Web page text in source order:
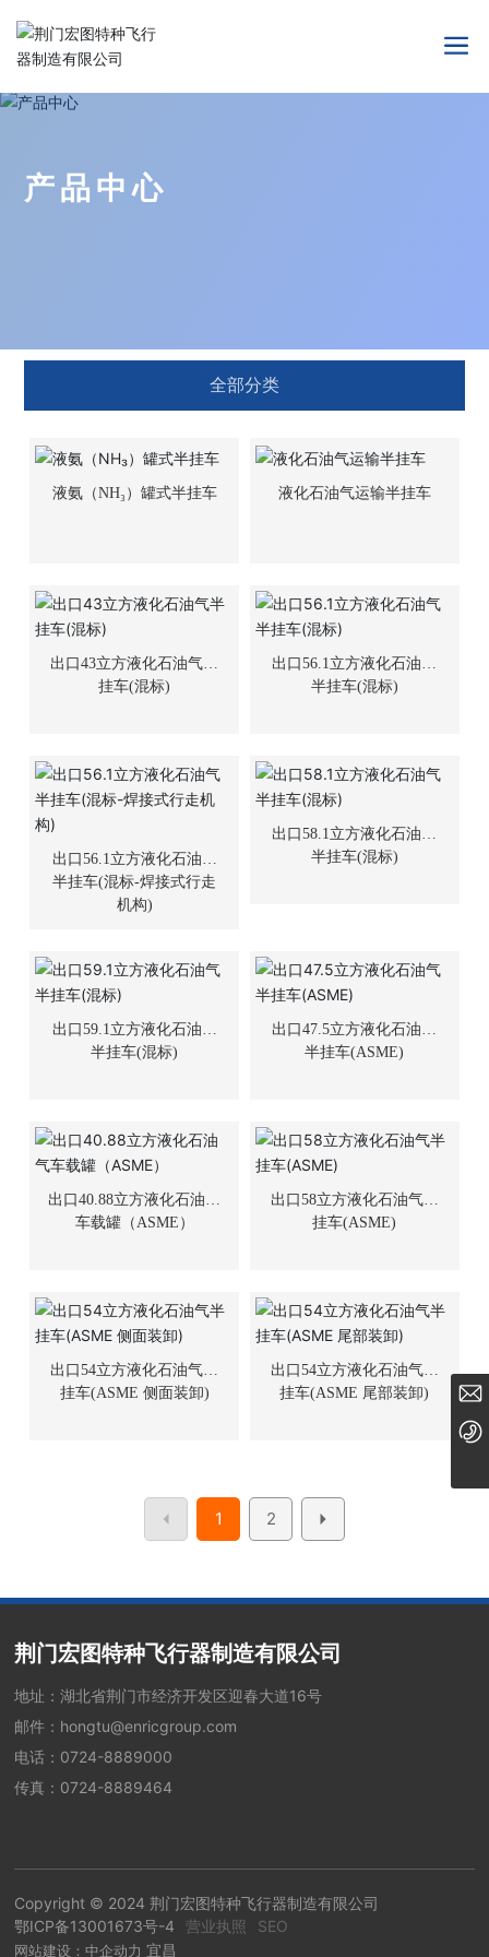
产品中心
全部分类
液氨（NH₃）罐式半挂车 液化石油气运输半挂车
出口43立方液化石油气半
挂车(混标)
出口56.1立方液化石油气
半挂车(混标)
出口56.1立方液化石油气
半挂车(混标-焊接式行走
机构)
出口58.1立方液化石油气
半挂车(混标)
出口59.1立方液化石油气
半挂车(混标)
出口47.5立方液化石油气
半挂车(ASME)
出口40.88立方液化石油气
车载罐（ASME）
出口58立方液化石油气半
挂车(ASME)
出口54立方液化石油气半
挂车(ASME 侧面装卸)
出口54立方液化石油气半
挂车(ASME 尾部装卸)
1 2
荆门宏图特种飞行器制造有限公司
地址：湖北省荆门市经济开发区迎春大道16号
邮件： hongtu@enricgroup.com
电话： 0724-8889000
传真：0724-8889464
Copyright © 2024 荆门宏图特种飞行器制造有限公司
鄂ICP备13001673号-4
营业执照 SEO
网站建设：中企动力 宜昌
hongtu@enricgroup.com